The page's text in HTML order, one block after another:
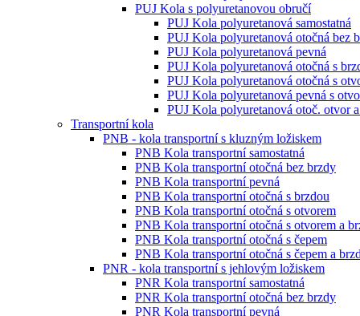
PUJ Kola s polyuretanovou obručí
PUJ Kola polyuretanová samostatná
PUJ Kola polyuretanová otočná bez
PUJ Kola polyuretanová pevná
PUJ Kola polyuretanová otočná s
PUJ Kola polyuretanová otočná s
PUJ Kola polyuretanová pevná s
PUJ Kola polyuretanová otoč. otvor
Transportní kola
PNB - kola transportní s kluzným ložiskem
PNB Kola transportní samostatná
PNB Kola transportní otočná bez brzdy
PNB Kola transportní pevná
PNB Kola transportní otočná s brzdou
PNB Kola transportní otočná s otvorem
PNB Kola transportní otočná s otvorem a
PNB Kola transportní otočná s čepem
PNB Kola transportní otočná s čepem a
PNR - kola transportní s jehlovým ložiskem
PNR Kola transportní samostatná
PNR Kola transportní otočná bez brzdy
PNR Kola transportní pevná